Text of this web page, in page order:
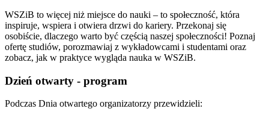
WSZiB to więcej niż miejsce do nauki – to społeczność, która
inspiruje, wspiera i otwiera drzwi do kariery. Przekonaj się
osobiście, dlaczego warto być częścią naszej społeczności! Poznaj
ofertę studiów, porozmawiaj z wykładowcami i studentami oraz
zobacz, jak w praktyce wygląda nauka w WSZiB.
Dzień otwarty - program
Podczas Dnia otwartego organizatorzy przewidzieli: